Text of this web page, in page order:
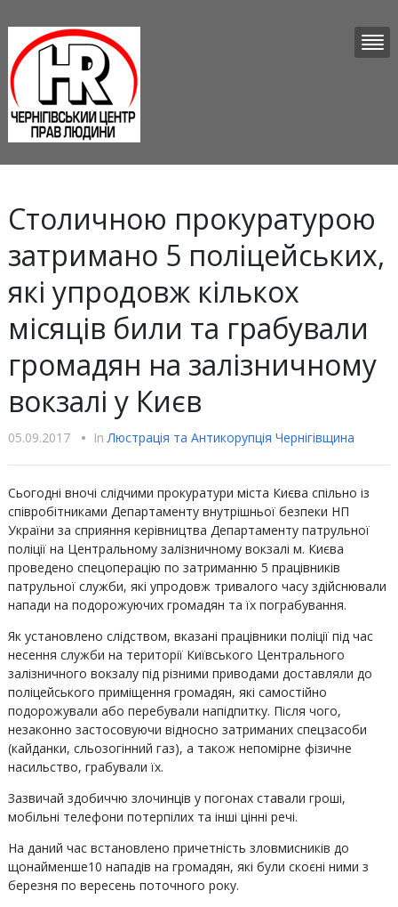
Столичною прокуратурою
затримано 5 поліцейських,
які упродовж кількох
місяців били та грабували
громадян на залізничному
вокзалі у Києв
05.09.2017 • InЛюстрацiя та Антикорупцiя Чернігівщина
Сьогодні вночі слідчими прокуратури міста Києва спільно із
співробітниками Департаменту внутрішньої безпеки НП
України за сприяння керівництва Департаменту патрульної
поліції на Центральному залізничному вокзалі м. Києва
проведено спецоперацію по затриманню 5 працівників
патрульної служби, які упродовж тривалого часу здійснювали
напади на подорожуючих громадян та їх пограбування.
Як установлено слідством, вказані працівники поліції під час
несення служби на території Київського Центрального
залізничного вокзалу під різними приводами доставляли до
поліцейського приміщення громадян, які самостійно
подорожували або перебували напідпитку. Після чого,
незаконно застосовуючи відносно затриманих спецзасоби
(кайданки, сльозогінний газ), а також непомірне фізичне
насильство, грабували їх.
Зазвичай здобиччю злочинців у погонах ставали гроші,
мобільні телефони потерпілих та інші цінні речі.
На даний час встановлено причетність зловмисників до
щонайменше10 нападів на громадян, які були скоєні ними з
березня по вересень поточного року.